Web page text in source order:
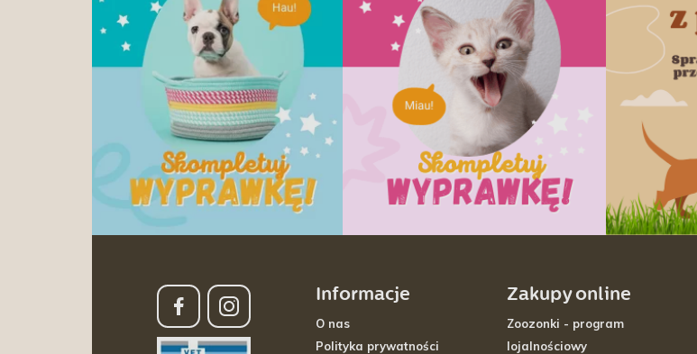
Informacje
O nas
Polityka prywatności
Zakupy online
Zoozonki - program
lojalnościowy